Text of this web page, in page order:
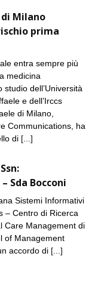
Milano
prima
entra sempre più
medicina
dell’Università
e dell’Irccs
di Milano,
Communications, ha
di [...]
Sda Bocconi
Sistemi Informativi
– Centro di Ricerca
Care Management di
of Management
accordo di [...]